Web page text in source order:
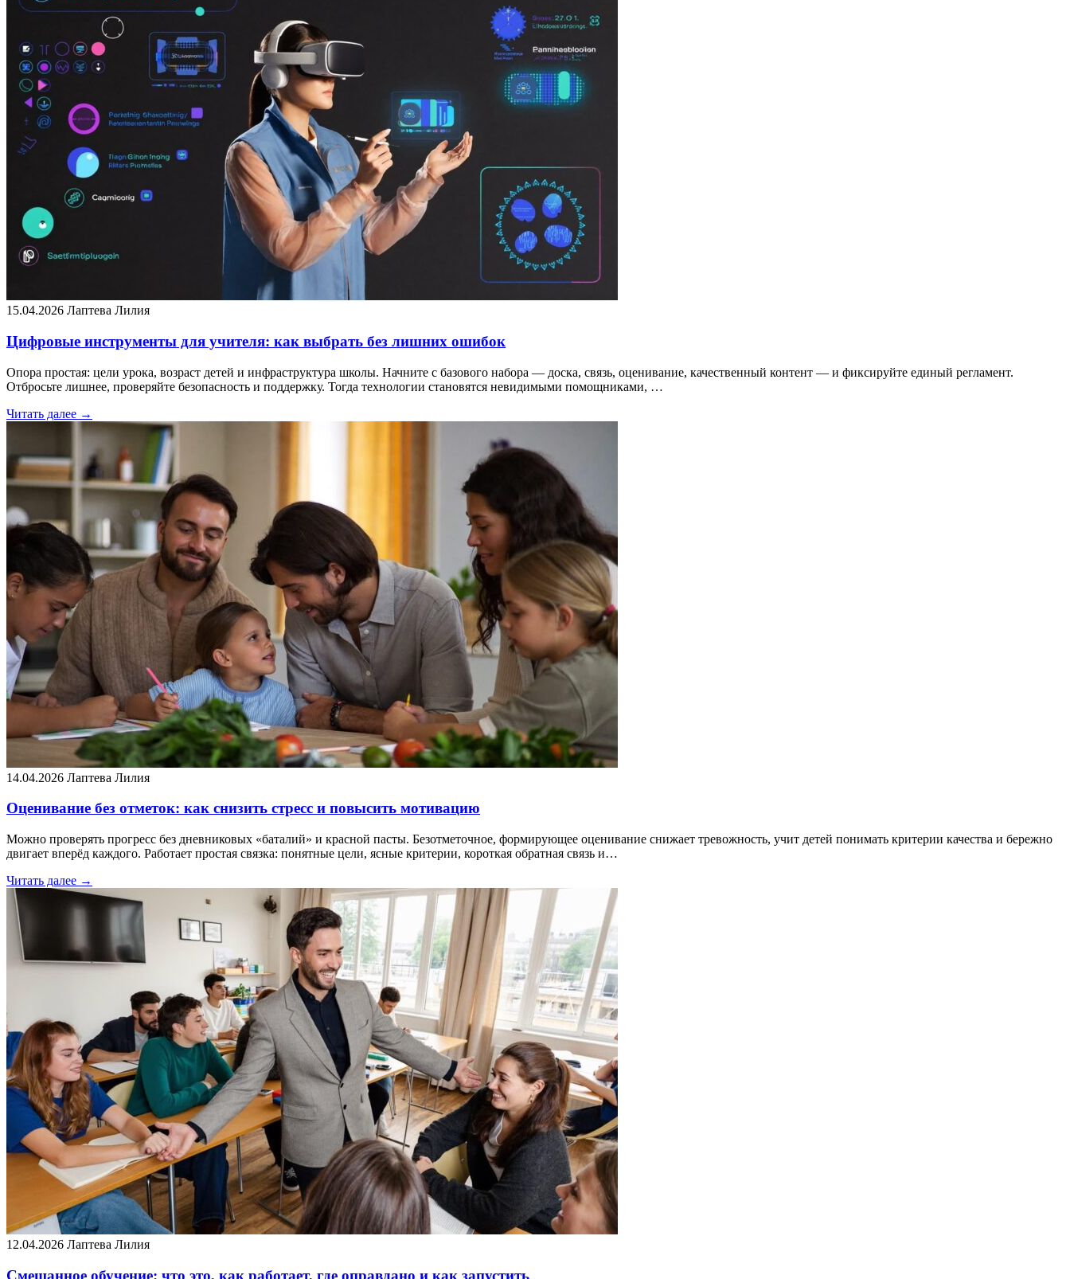
15.04.2026 Лаптева Лилия
Цифровые инструменты для учителя: как выбрать без лишних ошибок
Опора простая: цели урока, возраст детей и инфраструктура школы. Начните с базового набора — доска, связь, оценивание, качественный контент — и фиксируйте единый регламент.
Отбросьте лишнее, проверяйте безопасность и поддержку. Тогда технологии становятся невидимыми помощниками, …
Читать далее →
14.04.2026 Лаптева Лилия
Оценивание без отметок: как снизить стресс и повысить мотивацию
Можно проверять прогресс без дневниковых «баталий» и красной пасты. Безотметочное, формирующее оценивание снижает тревожность, учит детей понимать критерии качества и бережно
двигает вперёд каждого. Работает простая связка: понятные цели, ясные критерии, короткая обратная связь и…
Читать далее →
12.04.2026 Лаптева Лилия
Смешанное обучение: что это, как работает, где оправдано и как запустить